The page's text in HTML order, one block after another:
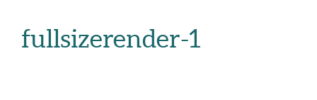
fullsizerender-1